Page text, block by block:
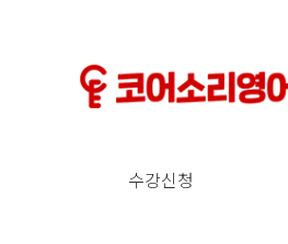
수강신청